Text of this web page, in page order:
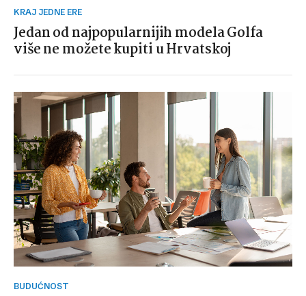
KRAJ JEDNE ERE
Jedan od najpopularnijih modela Golfa
više ne možete kupiti u Hrvatskoj
BUDUĆNOST